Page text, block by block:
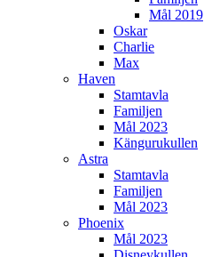
Mål 2019
Oskar
Charlie
Max
Haven
Stamtavla
Familjen
Mål 2023
Kängurukullen
Astra
Stamtavla
Familjen
Mål 2023
Phoenix
Mål 2023